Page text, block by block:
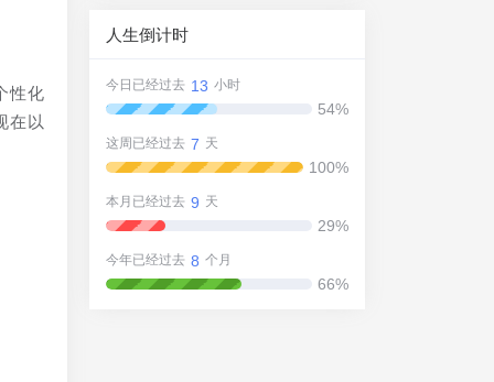
性化
在以
人生倒计时
今日已经过去 13 小时
54%
这周已经过去 7 天
100%
本月已经过去 9 天
29%
今年已经过去 8 个月
66%